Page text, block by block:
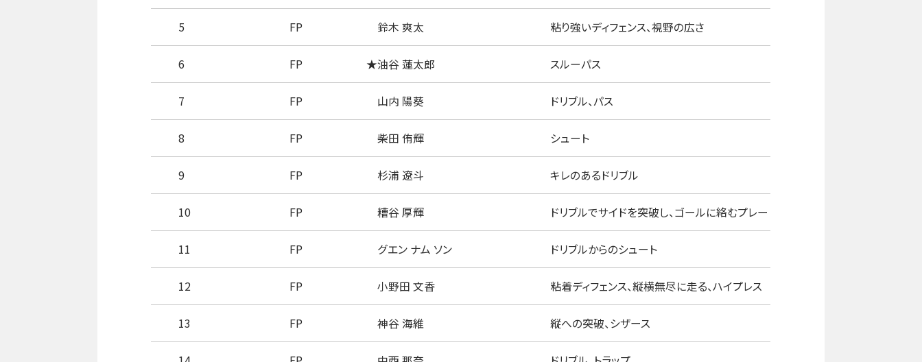
5 FP 鈴木 爽太 粘り強いディフェンス、視野の広さ
6 FP 油谷 蓮太郎 スルーパス
7 FP 山内 陽葵 ドリブル、パス
8 FP 柴田 侑輝 シュート
9 FP 杉浦 遼斗 キレのあるドリブル
10 FP 糟谷 厚輝 ドリブルでサイドを突破し、ゴールに絡むプレー
11 FP グエン ナム ソン ドリブルからのシュート
12 FP 小野田 文香 粘着ディフェンス、縦横無尽に走る、ハイプレス
13 FP 神谷 海維 縦への突破、シザース